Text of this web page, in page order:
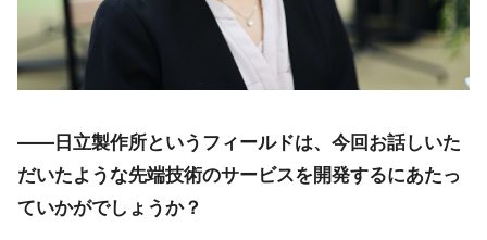
――日立製作所というフィールドは、今回お話しいた
だいたような先端技術のサービスを開発するにあたっ
ていかがでしょうか？